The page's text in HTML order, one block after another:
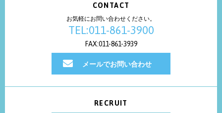
CONTACT
お気軽にお問い合わせください。
TEL:011-861-3900
FAX:011-861-3939
メールでお問い合わせ
RECRUIT